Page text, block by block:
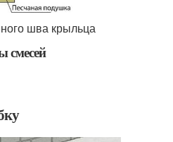
шва крыльца
смесей